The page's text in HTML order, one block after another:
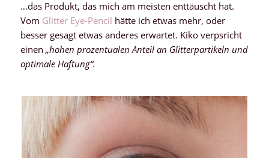
…das Produkt, das mich am meisten enttäuscht hat.
Vom Glitter Eye-Pencil hätte ich etwas mehr, oder
besser gesagt etwas anderes erwartet. Kiko verpsricht
einen „hohen prozentualen Anteil an Glitterpartikeln und
optimale Haftung“.